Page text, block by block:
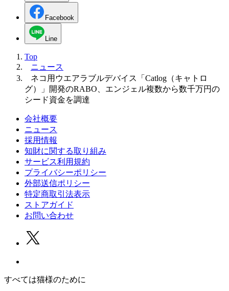
Facebook
Line
Top
ニュース
ネコ用ウエアラブルデバイス「Catlog（キャトロ
グ）」開発のRABO、エンジェル複数から数千万円の
シード資金を調達
会社概要
ニュース
採用情報
知財に関する取り組み
サービス利用規約
プライバシーポリシー
外部送信ポリシー
特定商取引法表示
ストアガイド
お問い合わせ
すべては猫様のために